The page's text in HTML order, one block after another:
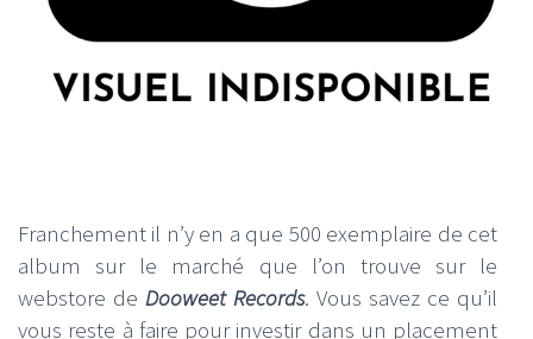
Franchement il n’y en a que 500 exemplaire de cet
album sur le marché que l’on trouve sur le
webstore de Dooweet Records. Vous savez ce qu’il
vous reste à faire pour investir dans un placement